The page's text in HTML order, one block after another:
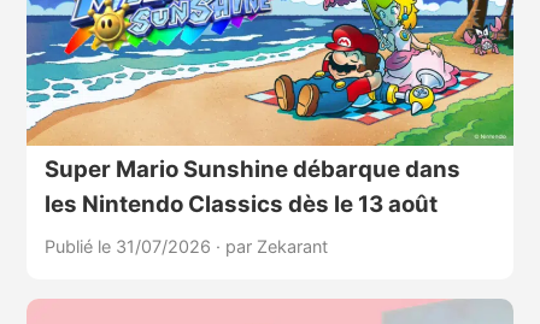
Super Mario Sunshine débarque dans
les Nintendo Classics dès le 13 août
Publié le 31/07/2026 · par Zekarant